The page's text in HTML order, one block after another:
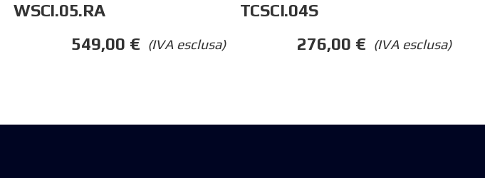
WSCI.05.RA
(IVA esclusa)
549,00 €
TCSCI.04S
(IVA esclusa)
276,00 €